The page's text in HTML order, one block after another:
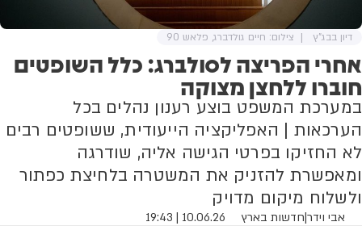
אחרי הפריצה לסולברג: כלל השופטים
חוברו ללחצן מצוקה
במערכת המשפט בוצע רענון נהלים בכל
הערכאות | האפליקציה הייעודית, ששופטים רבים
לא החזיקו בפרטי הגישה אליה, שודרגה
ומאפשרת להזניק את המשטרה בלחיצת כפתור
ולשלוח מיקום מדויק
אבי וידר|חדשות בארץ 10.06.26 | 19:43
דיון בבג"ץ צילום: חיים גולדברג, פלאש 90